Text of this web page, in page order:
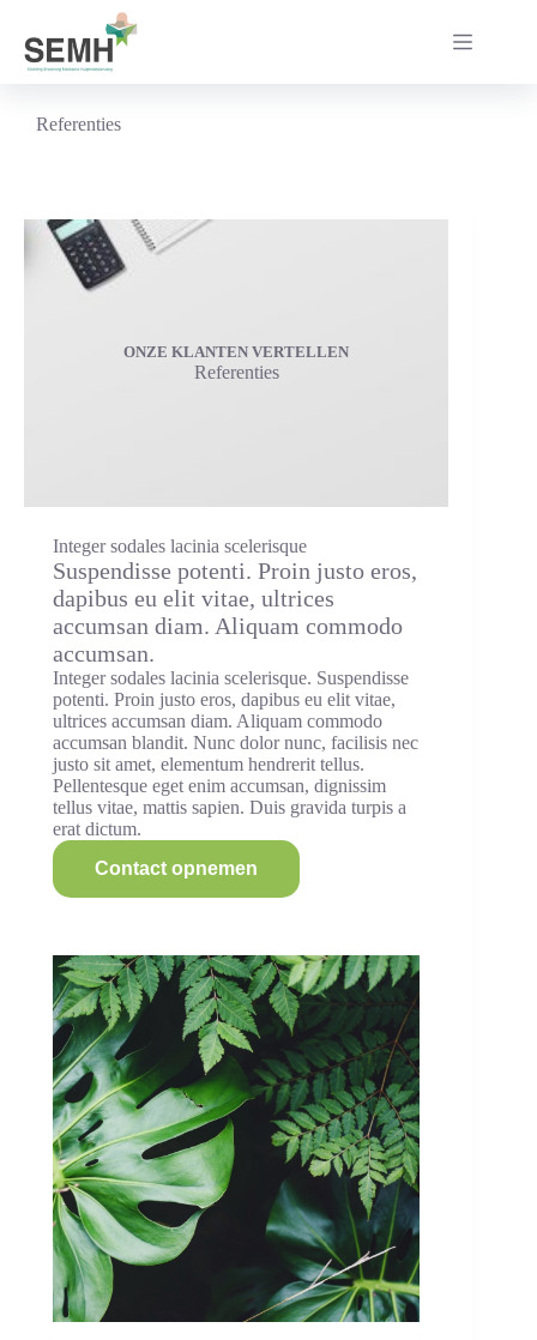
inhoud
Referenties
ONZE KLANTEN VERTELLEN
Referenties
Integer sodales lacinia scelerisque
Suspendisse potenti. Proin justo eros,
dapibus eu elit vitae, ultrices
accumsan diam. Aliquam commodo
accumsan.
Integer sodales lacinia scelerisque. Suspendisse
potenti. Proin justo eros, dapibus eu elit vitae,
ultrices accumsan diam. Aliquam commodo
accumsan blandit. Nunc dolor nunc, facilisis nec
justo sit amet, elementum hendrerit tellus.
Pellentesque eget enim accumsan, dignissim
tellus vitae, mattis sapien. Duis gravida turpis a
erat dictum.
Contact opnemen